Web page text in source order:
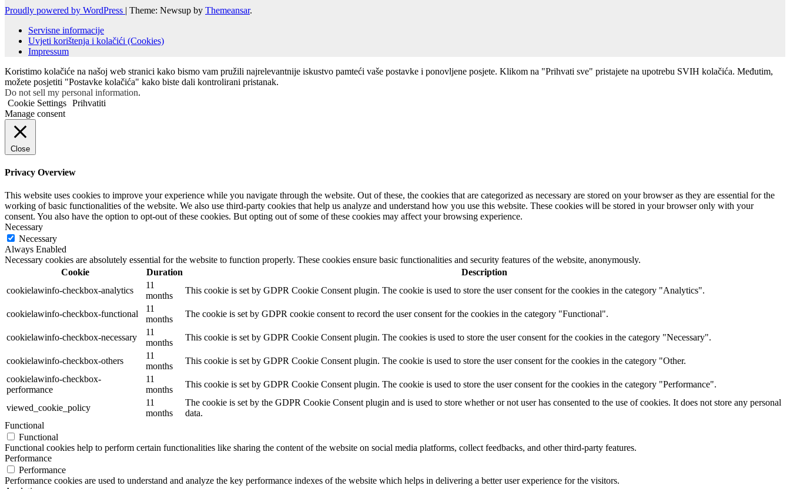
Proudly powered by WordPress | Theme: Newsup by Themeansar.
Servisne informacije
Uvjeti korištenja i kolačići (Cookies)
Impressum
Koristimo kolačiće na našoj web stranici kako bismo vam pružili najrelevantnije iskustvo pamteći vaše postavke i ponovljene posjete. Klikom na "Prihvati sve" pristajete na upotrebu SVIH kolačića. Međutim,
možete posjetiti "Postavke kolačića" kako biste dali kontrolirani pristanak.
Do not sell my personal information.
Cookie Settings Prihvatiti
Manage consent
Close
Privacy Overview
This website uses cookies to improve your experience while you navigate through the website. Out of these, the cookies that are categorized as necessary are stored on your browser as they are essential for the
working of basic functionalities of the website. We also use third-party cookies that help us analyze and understand how you use this website. These cookies will be stored in your browser only with your
consent. You also have the option to opt-out of these cookies. But opting out of some of these cookies may affect your browsing experience.
Necessary
Necessary
Always Enabled
Necessary cookies are absolutely essential for the website to function properly. These cookies ensure basic functionalities and security features of the website, anonymously.
Cookie
Duration
Description
cookielawinfo-checkbox-analytics
11
months
This cookie is set by GDPR Cookie Consent plugin. The cookie is used to store the user consent for the cookies in the category "Analytics".
cookielawinfo-checkbox-functional
11
months
The cookie is set by GDPR cookie consent to record the user consent for the cookies in the category "Functional".
cookielawinfo-checkbox-necessary
11
months
This cookie is set by GDPR Cookie Consent plugin. The cookies is used to store the user consent for the cookies in the category "Necessary".
cookielawinfo-checkbox-others
11
months
This cookie is set by GDPR Cookie Consent plugin. The cookie is used to store the user consent for the cookies in the category "Other.
cookielawinfo-checkbox-
performance
11
months
This cookie is set by GDPR Cookie Consent plugin. The cookie is used to store the user consent for the cookies in the category "Performance".
viewed_cookie_policy
11
months
The cookie is set by the GDPR Cookie Consent plugin and is used to store whether or not user has consented to the use of cookies. It does not store any personal
data.
Functional
Functional
Functional cookies help to perform certain functionalities like sharing the content of the website on social media platforms, collect feedbacks, and other third-party features.
Performance
Performance
Performance cookies are used to understand and analyze the key performance indexes of the website which helps in delivering a better user experience for the visitors.